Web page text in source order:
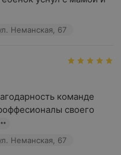
Неманская, 67
команде
своего
Неманская, 67